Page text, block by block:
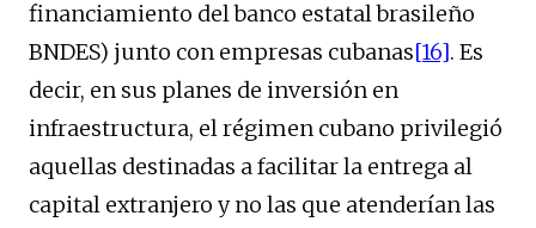
financiamiento del banco estatal brasileño
BNDES) junto con empresas cubanas[16]. Es
decir, en sus planes de inversión en
infraestructura, el régimen cubano privilegió
aquellas destinadas a facilitar la entrega al
capital extranjero y no las que atenderían las